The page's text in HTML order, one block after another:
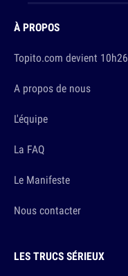
À PROPOS
Topito.com devient 10h26
A propos de nous
L'équipe
La FAQ
Le Manifeste
Nous contacter
LES TRUCS SÉRIEUX